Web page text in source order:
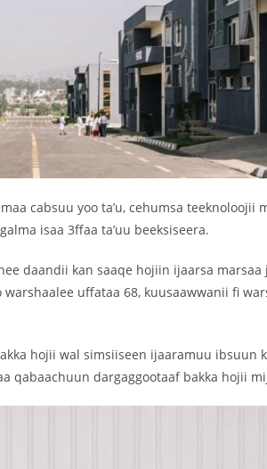
cabsuu yoo ta’u, cehumsa teeknoloojii
isaa 3ffaa ta’uu beeksiseera.
daandii kan saaqe hojiin ijaarsa
uffataa 68, kuusaawwanii fi
hojii wal simsiiseen ijaaramuu ibsuun
qabaachuun dargaggootaaf bakka hojii